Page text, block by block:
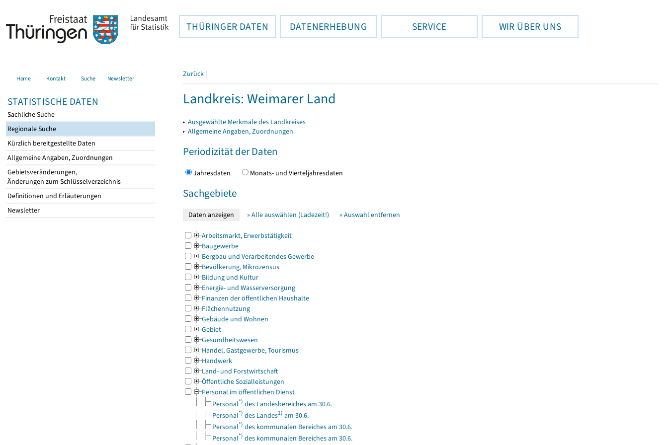
THÜRINGER DATEN DATENERHEBUNG SERVICE WIR ÜBER UNS
Home Kontakt Suche Newsletter
STATISTISCHE DATEN
Sachliche Suche
Regionale Suche
Kürzlich bereitgestellte Daten
Allgemeine Angaben, Zuordnungen
Gebietsveränderungen,
Änderungen zum Schlüsselverzeichnis
Definitionen und Erläuterungen
Newsletter
Zurück |
Landkreis: Weimarer Land
▸ Ausgewählte Merkmale des Landkreises
▸ Allgemeine Angaben, Zuordnungen
Periodizität der Daten
Jahresdaten Monats- und Vierteljahresdaten
Sachgebiete
» Alle auswählen (Ladezeit!) » Auswahl entfernen
Arbeitsmarkt, Erwerbstätigkeit
Baugewerbe
Bergbau und Verarbeitendes Gewerbe
Bevölkerung, Mikrozensus
Bildung und Kultur
Energie- und Wasserversorgung
Finanzen der öffentlichen Haushalte
Flächennutzung
Gebäude und Wohnen
Gebiet
Gesundheitswesen
Handel, Gastgewerbe, Tourismus
Handwerk
Land- und Forstwirtschaft
Öffentliche Sozialleistungen
Personal im öffentlichen Dienst
Personal*) des Landesbereiches am 30.6.
Personal*) des Landes1) am 30.6.
Personal*) des kommunalen Bereiches am 30.6.
Personal*) des kommunalen Bereiches am 30.6.